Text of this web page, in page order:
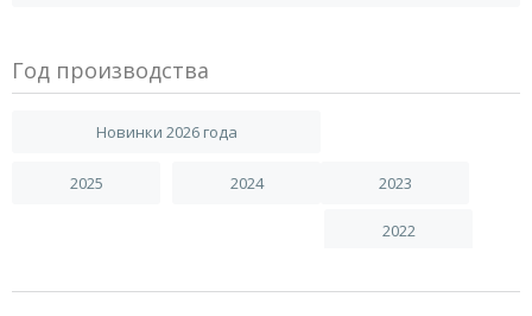
Год производства
Новинки 2026 года
2025 2024 2023
2022